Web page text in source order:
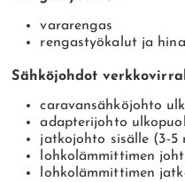
vararengas
rengastyökalut ja
Sähköjohdot
caravansähköjohto
adapterijohto
jatkojohto sisälle (3-5
lohkolämmittimen
lohkolämmittimen